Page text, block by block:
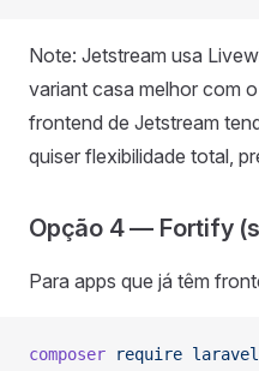
Note: Jetstream usa
variant casa melhor com
frontend de Jetstream
quiser flexibilidade total,
Opção 4 — Fortify
Para apps que já têm
composer require